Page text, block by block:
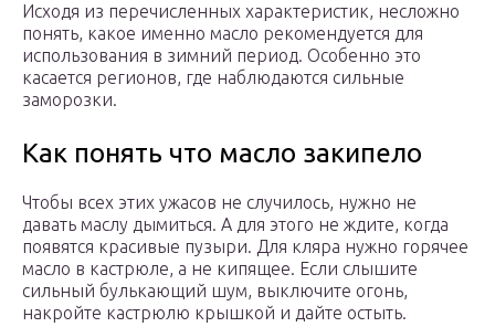
Исходя из перечисленных характеристик, несложно
понять, какое именно масло рекомендуется для
использования в зимний период. Особенно это
касается регионов, где наблюдаются сильные
заморозки.
Как понять что масло закипело
Чтобы всех этих ужасов не случилось, нужно не
давать маслу дымиться. А для этого не ждите, когда
появятся красивые пузыри. Для кляра нужно горячее
масло в кастрюле, а не кипящее. Если слышите
сильный булькающий шум, выключите огонь,
накройте кастрюлю крышкой и дайте остыть.